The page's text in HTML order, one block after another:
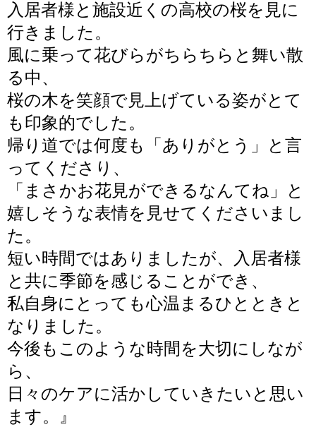
入居者様と施設近くの高校の桜を見に
行きました。
風に乗って花びらがちらちらと舞い散
る中、
桜の木を笑顔で見上げている姿がとて
も印象的でした。
帰り道では何度も「ありがとう」と言
ってくださり、
「まさかお花見ができるなんてね」と
嬉しそうな表情を見せて くださいまし
た。
短い時間ではありましたが、入居者様
と共に季節を感じることができ、
私自身にとっても心温まるひとときと
なりました。
今後もこのような時間を大切にしなが
ら、
日 々のケアに活かしていきたいと 思い
ます。』